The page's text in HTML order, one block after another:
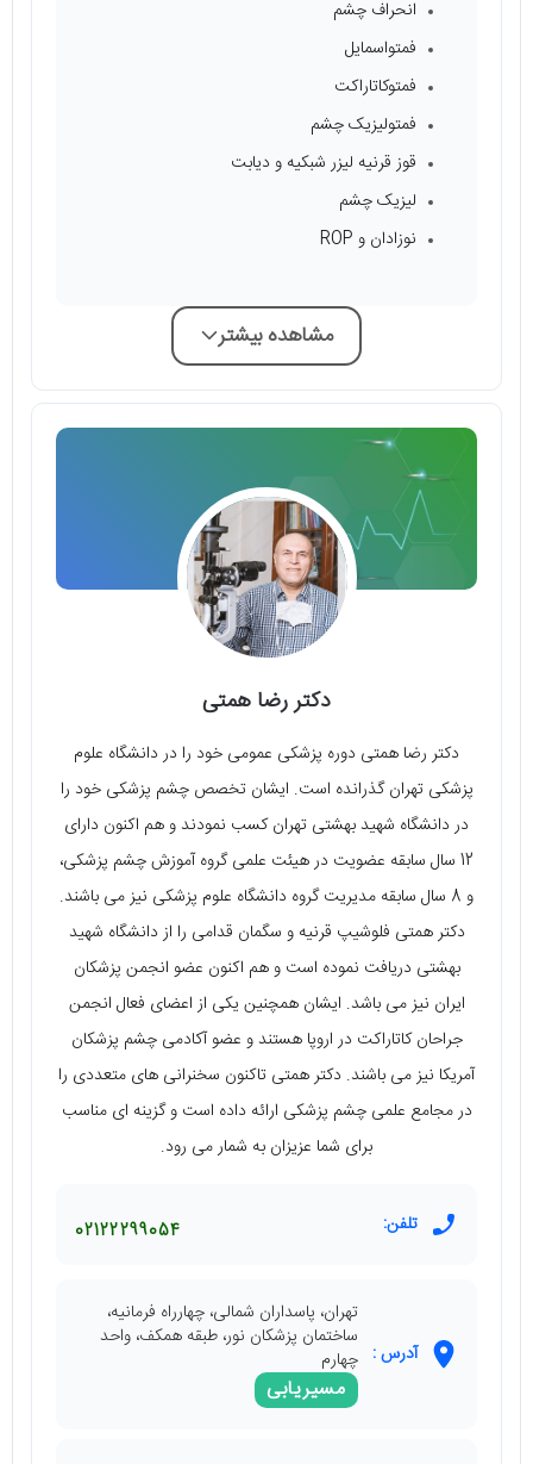
انحراف چشم
فمتواسمایل
فمتوکاتاراکت
فمتولیزیک چشم
قوز قرنیه لیزر شبکیه و دیابت
لیزیک چشم
نوزادان و ROP
مشاهده بیشتر
دکتر رضا همتی
دکتر رضا همتی دوره پزشکی عمومی خود را در دانشگاه علوم
پزشکی تهران گذرانده است. ایشان تخصص چشم پزشکی خود را
در دانشگاه شهید بهشتی تهران کسب نمودند و هم اکنون دارای
12 سال سابقه عضویت در هیئت علمی گروه آموزش چشم پزشکی،
و 8 سال سابقه مدیریت گروه دانشگاه علوم پزشکی نیز می‌ باشند.
دکتر همتی فلوشیپ قرنیه و سگمان قدامی را از دانشگاه شهید
بهشتی دریافت نموده است و هم اکنون عضو انجمن پزشکان
ایران نیز می باشد. ایشان همچنین یکی از اعضای فعال انجمن
جراحان کاتاراکت در اروپا هستند و عضو آکادمی چشم پزشکان
آمریکا نیز می‌ باشند. دکتر همتی تاکنون سخنرانی‌ های متعددی را
در مجامع علمی چشم پزشکی ارائه داده است و گزینه‌ ای مناسب
برای شما عزیزان به شمار می‌ رود.
تلفن: 02122299054
آدرس :
تهران، پاسداران شمالی، چهارراه فرمانیه،
ساختمان پزشکان نور، طبقه همکف، واحد
چهارم
مسیریابی